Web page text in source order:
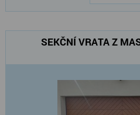
SEKČNÍ VRATA Z